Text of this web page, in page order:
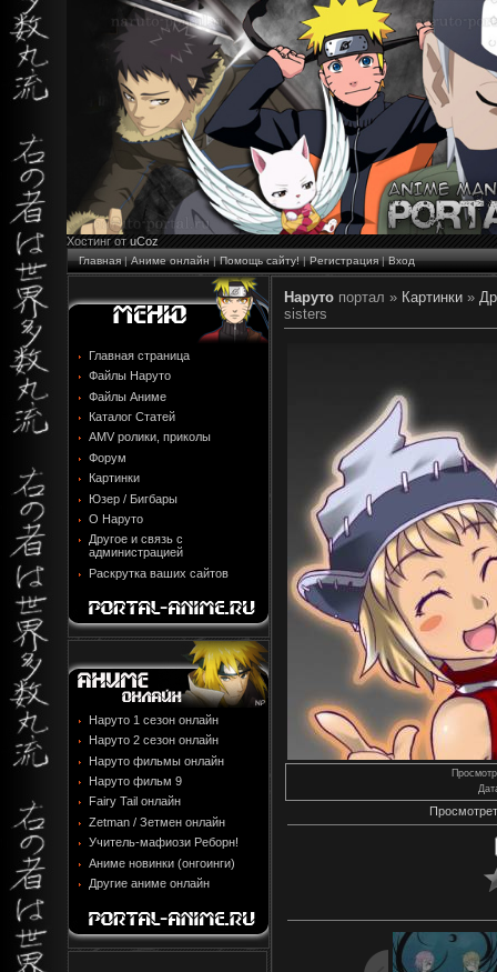
Хостинг от uCoz
Главная|Аниме онлайн|Помощь сайту!|Регистрация|Вход
Главная страница
Файлы Наруто
Файлы Аниме
Каталог Статей
AMV ролики, приколы
Форум
Картинки
Юзер / Бигбары
О Наруто
Другое и связь с
администрацией
Раскрутка ваших сайтов
Наруто 1 сезон онлайн
Наруто 2 сезон онлайн
Наруто фильмы онлайн
Наруто фильм 9
Fairy Tail онлайн
Zetman / Зетмен онлайн
Учитель-мафиози Реборн!
Аниме новинки (онгоинги)
Другие аниме онлайн
Наруто портал » Картинки »
sisters